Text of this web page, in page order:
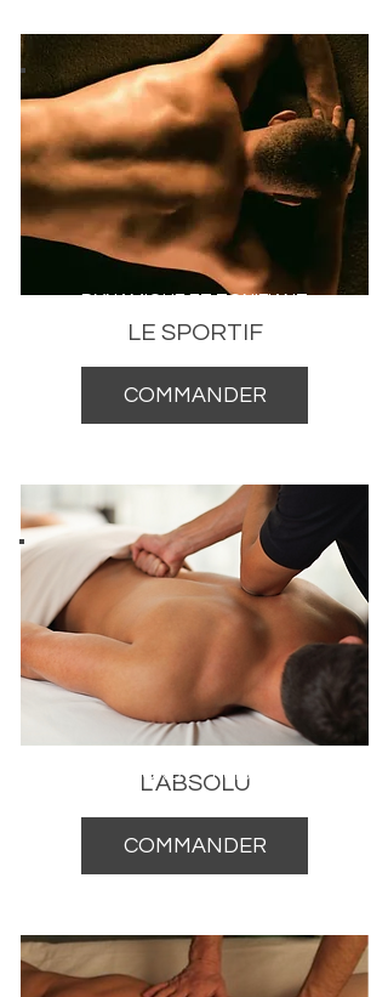
LE SPORTIF
COMMANDER
L'ABSOLU
COMMANDER
DEEP TISSUE
PROFOND ET PUISSANT
DYNAMIQUE ET TONIFIANT